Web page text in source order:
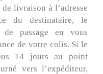
livraison à l’adresse
du destinataire, le
passage en vous
de votre colis. Si le
14 jours au point
vers l’expéditeur,